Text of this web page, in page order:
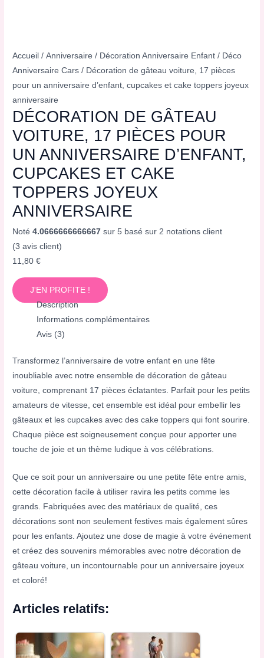
Accueil /Anniversaire / Décoration Anniversaire Enfant / Déco
Anniversaire Cars / Décoration de gâteau voiture, 17 pièces
pour un anniversaire d’enfant, cupcakes et cake toppers joyeux
anniversaire
DÉCORATION DE GÂTEAU
VOITURE, 17 PIÈCES POUR
UN ANNIVERSAIRE D’ENFANT,
CUPCAKES ET CAKE
TOPPERS JOYEUX
ANNIVERSAIRE
Noté4.0666666666667 sur 5 basé sur 2 notations client
(3 avis client)
11,80€
J'EN PROFITE !
Description
Informations complémentaires
Avis (3)
Transformez l’anniversaire de votre enfant en une fête
inoubliable avec notre ensemble de décoration de gâteau
voiture, comprenant 17 pièces éclatantes. Parfait pour les petits
amateurs de vitesse, cet ensemble est idéal pour embellir les
gâteaux et les cupcakes avec des cake toppers qui font sourire.
Chaque pièce est soigneusement conçue pour apporter une
touche de joie et un thème ludique à vos célébrations.
Que ce soit pour un anniversaire ou une petite fête entre amis,
cette décoration facile à utiliser ravira les petits comme les
grands. Fabriquées avec des matériaux de qualité, ces
décorations sont non seulement festives mais également sûres
pour les enfants. Ajoutez une dose de magie à votre événement
et créez des souvenirs mémorables avec notre décoration de
gâteau voiture, un incontournable pour un anniversaire joyeux
et coloré!
Articles relatifs: